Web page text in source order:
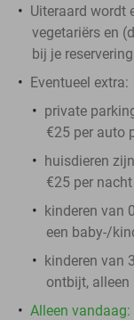
Uiteraard wordt
vegetariërs en
bij je reservering
Eventueel extra:
private
€25 per auto
huisdieren
€25 per nacht
kinderen van
een baby-/
kinderen van
ontbijt, alleen
Alleen